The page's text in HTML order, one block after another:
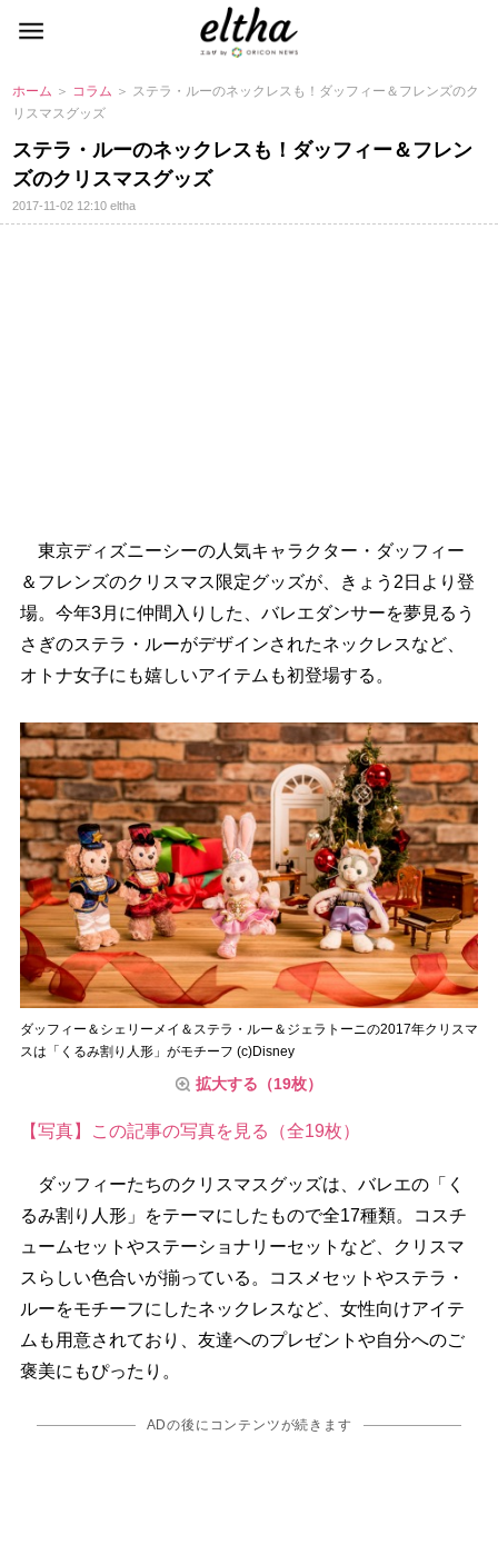
ホーム ＞ コラム ＞ ステラ・ルーのネックレスも！ダッフィー＆フレンズのク
リスマスグッズ
ステラ・ルーのネックレスも！ダッフィー＆フレン
ズのクリスマスグッズ
2017-11-02 12:10eltha
東京ディズニーシーの人気キャラクター・ダッフィー
＆フレンズのクリスマス限定グッズが、きょう2日より登
場。今年3月に仲間入りした、バレエダンサーを夢見るう
さぎのステラ・ルーがデザインされたネックレスなど、
オトナ女子にも嬉しいアイテムも初登場する。
ダッフィー＆シェリーメイ＆ステラ・ルー＆ジェラトーニの2017年クリスマ
スは「くるみ割り人形」がモチーフ (c)Disney
拡大する（19枚）
【写真】この記事の写真を見る（全19枚）
ダッフィーたちのクリスマスグッズは、バレエの「く
るみ割り人形」をテーマにしたもので全17種類。コスチ
ュームセットやステーショナリーセットなど、クリスマ
スらしい色合いが揃っている。コスメセットやステラ・
ルーをモチーフにしたネックレスなど、女性向けアイテ
ムも用意されており、友達へのプレゼントや自分へのご
褒美にもぴったり。
ADの後にコンテンツが続きます